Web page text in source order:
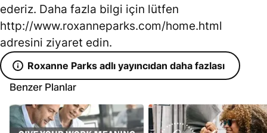
ederiz. Daha fazla bilgi için lütfen
http://www.roxanneparks.com/home.html
adresini ziyaret edin.
Roxanne Parks adlı yayıncıdan daha fazlası
Benzer Planlar